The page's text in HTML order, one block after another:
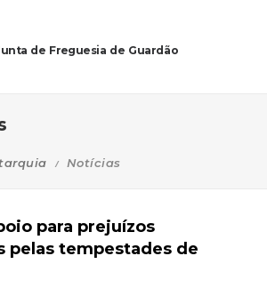
de Freguesia de Guardão
Notícias
para prejuízos
pelas tempestades de